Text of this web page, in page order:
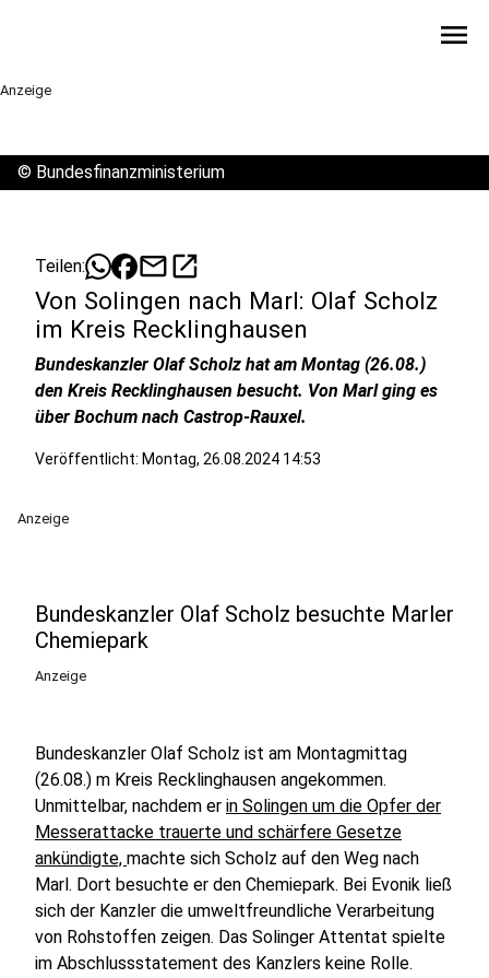
menu
Anzeige
© Bundesfinanzministerium
Teilen: mailopen_in_new
Von Solingen nach Marl: Olaf Scholz
im Kreis Recklinghausen
Bundeskanzler Olaf Scholz hat am Montag (26.08.)
den Kreis Recklinghausen besucht. Von Marl ging es
über Bochum nach Castrop-Rauxel.
Veröffentlicht: Montag, 26.08.2024 14:53
Anzeige
Bundeskanzler Olaf Scholz besuchte Marler
Chemiepark
Anzeige
Bundeskanzler Olaf Scholz ist am Montagmittag
(26.08.) m Kreis Recklinghausen angekommen.
Unmittelbar, nachdem er in Solingen um die Opfer der
Messerattacke trauerte und schärfere Gesetze
ankündigte, machte sich Scholz auf den Weg nach
Marl. Dort besuchte er den Chemiepark. Bei Evonik ließ
sich der Kanzler die umweltfreundliche Verarbeitung
von Rohstoffen zeigen. Das Solinger Attentat spielte
im Abschlussstatement des Kanzlers keine Rolle.